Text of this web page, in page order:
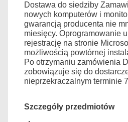
Dostawa do siedziby
nowych komputerów i
gwarancją producenta nie
miesięcy. Oprogramowanie
rejestrację na stronie
możliwością powtórnej
Po otrzymaniu zamówienia
zobowiązuje się do
nieprzekraczalnym terminie
Szczegóły przedmiotów